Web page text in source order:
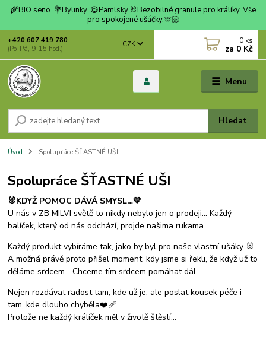
🌾BIO seno. 💐Bylinky. 😋Pamlsky.🐰Bezobilné granule pro králíky. Vše
pro spokojené ušáčky.🫶🏻
Menu
CZK
Hledat
+420 607 419 780
(Po-Pá, 9-15 hod.)
0 ks
za 0 Kč
Úvod Spolupráce ŠŤASTNÉ UŠI
Spolupráce ŠŤASTNÉ UŠI
🐰KDYŽ POMOC DÁVÁ SMYSL…💛
U nás v ZB MILVI světě to nikdy nebylo jen o prodeji... Každý
balíček, který od nás odchází, projde našima rukama.
Každý produkt vybíráme tak, jako by byl pro naše vlastní ušáky 🐰
A možná právě proto přišel moment, kdy jsme si řekli, že když už to
děláme srdcem… Chceme tím srdcem pomáhat dál…
Nejen rozdávat radost tam, kde už je, ale poslat kousek péče i
tam, kde dlouho chyběla❤️‍🩹
Protože ne každý králíček měl v životě štěstí…